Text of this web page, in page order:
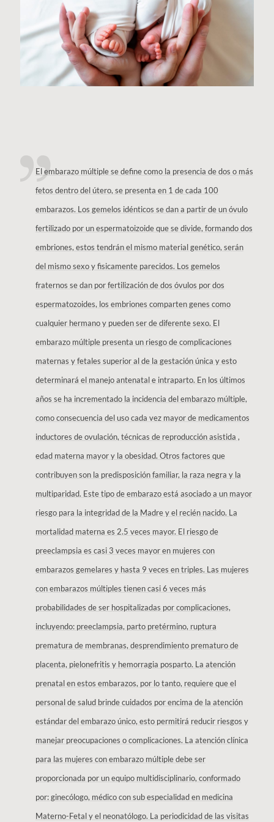
El embarazo múltiple se define como la presencia de dos o más
fetos dentro del útero, se presenta en 1 de cada 100
embarazos. Los gemelos idénticos se dan a partir de un óvulo
fertilizado por un espermatoizoide que se divide, formando dos
embriones, estos tendrán el mismo material genético, serán
del mismo sexo y fisicamente parecidos. Los gemelos
fraternos se dan por fertilización de dos óvulos por dos
espermatozoides, los embriones comparten genes como
cualquier hermano y pueden ser de diferente sexo. El
embarazo múltiple presenta un riesgo de complicaciones
maternas y fetales superior al de la gestación única y esto
determinará el manejo antenatal e intraparto. En los últimos
años se ha incrementado la incidencia del embarazo múltiple,
como consecuencia del uso cada vez mayor de medicamentos
inductores de ovulación, técnicas de reproducción asistida ,
edad materna mayor y la obesidad. Otros factores que
contribuyen son la predisposición familiar, la raza negra y la
multiparidad. Este tipo de embarazo está asociado a un mayor
riesgo para la integridad de la Madre y el recién nacido. La
mortalidad materna es 2.5 veces mayor. El riesgo de
preeclampsia es casi 3 veces mayor en mujeres con
embarazos gemelares y hasta 9 veces en triples. Las mujeres
con embarazos múltiples tienen casi 6 veces más
probabilidades de ser hospitalizadas por complicaciones,
incluyendo: preeclampsia, parto pretérmino, ruptura
prematura de membranas, desprendimiento prematuro de
placenta, pielonefritis y hemorragia posparto. La atención
prenatal en estos embarazos, por lo tanto, requiere que el
personal de salud brinde cuidados por encima de la atención
estándar del embarazo único, esto permitirá reducir riesgos y
manejar preocupaciones o complicaciones. La atención clínica
para las mujeres con embarazo múltiple debe ser
proporcionada por un equipo multidisciplinario, conformado
por: ginecólogo, médico con sub especialidad en medicina
Materno-Fetal y el neonatólogo. La periodicidad de las visitas